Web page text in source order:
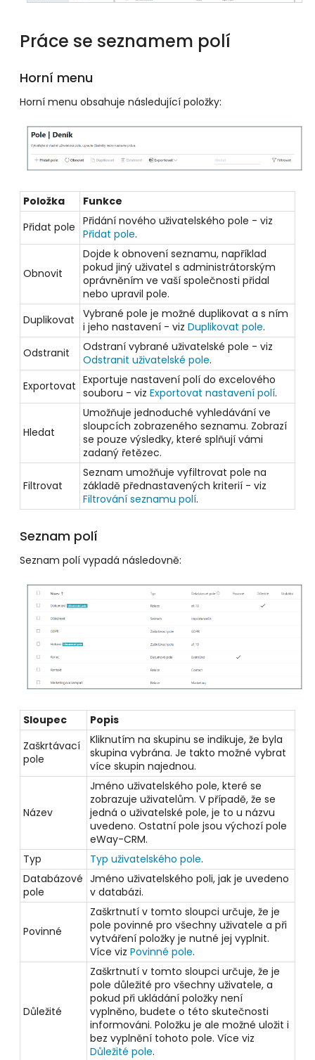
Práce se seznamem polí
Horní menu
Horní menu obsahuje následující položky:
Položka
Funkce
Přidat pole
Přidání nového uživatelského pole - viz
Přidat pole.
Obnovit
Dojde k obnovení seznamu, například
pokud jiný uživatel s administrátorským
oprávněním ve vaší společnosti přidal
nebo upravil pole.
Duplikovat
Vybrané pole je možné duplikovat a s ním
i jeho nastavení - vizDuplikovat pole.
Odstranit
Odstraní vybrané uživatelské pole - viz
Odstranit uživatelské pole.
Exportovat Exportuje nastavení polí do excelového
souboru - vizExportovat nastavení polí.
Hledat
Umožňuje jednoduché vyhledávání ve
sloupcích zobrazeného seznamu. Zobrazí
se pouze výsledky, které splňují vámi
zadaný řetězec.
Filtrovat
Seznam umožňuje vyfiltrovat pole na
základě přednastavených kriterií - viz
Filtrování seznamu polí.
Seznam polí
Seznam polí vypadá následovně:
Sloupec
Popis
Zaškrtávací
pole
Kliknutím na skupinu se indikuje, že byla
skupina vybrána. Je takto možné vybrat
více skupin najednou.
Název
Jméno uživatelského pole, které se
zobrazuje uživatelům. V případě, že se
jedná o uživatelské pole, je to u názvu
uvedeno. Ostatní pole jsou výchozí pole
eWay-CRM.
Typ
Typ uživatelského pole.
Databázové
pole
Jméno uživatelského poli, jak je uvedeno
v databázi.
Povinné
Zaškrtnutí v tomto sloupci určuje, že je
pole povinné pro všechny uživatele a při
vytváření položky je nutné jej vyplnit.
Více vizPovinné pole.
Důležité
Zaškrtnutí v tomto sloupci určuje, že je
pole důležité pro všechny uživatele, a
pokud při ukládání položky není
vyplněno, budete o této skutečnosti
informováni. Položku je ale možné uložit i
bez vyplnění tohoto pole. Více viz
Důležité pole.